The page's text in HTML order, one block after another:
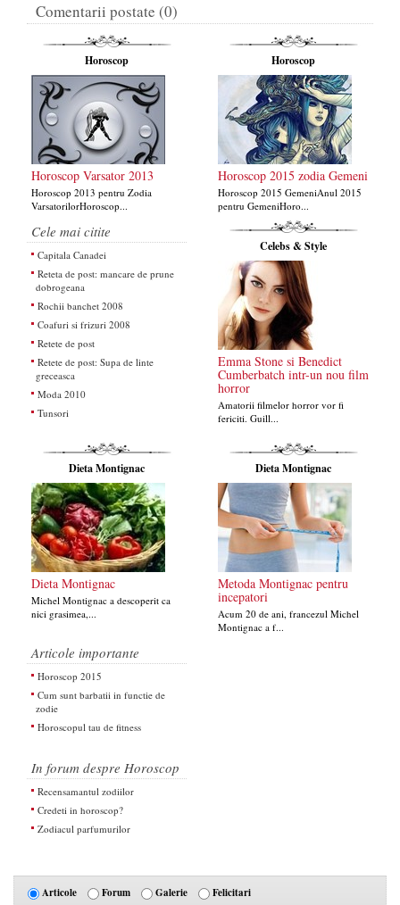
Comentarii postate (0)
Horoscop
Horoscop Varsator 2013
Horoscop 2013 pentru Zodia
VarsatorilorHoroscop...
Horoscop
Horoscop 2015 zodia Gemeni
Horoscop 2015 GemeniAnul 2015
pentru GemeniHoro...
Cele mai citite
Capitala Canadei
Reteta de post: mancare de prune
dobrogeana
Rochii banchet 2008
Coafuri si frizuri 2008
Retete de post
Retete de post: Supa de linte
greceasca
Moda 2010
Tunsori
Celebs & Style
Emma Stone si Benedict
Cumberbatch intr-un nou film
horror
Amatorii filmelor horror vor fi
fericiti. Guill...
Dieta Montignac
Dieta Montignac
Michel Montignac a descoperit ca
nici grasimea,...
Dieta Montignac
Metoda Montignac pentru
incepatori
Acum 20 de ani, francezul Michel
Montignac a f...
Articole importante
Horoscop 2015
Cum sunt barbatii in functie de
zodie
Horoscopul tau de fitness
In forum despre Horoscop
Recensamantul zodiilor
Credeti in horoscop?
Zodiacul parfumurilor
Articole Forum Galerie Felicitari